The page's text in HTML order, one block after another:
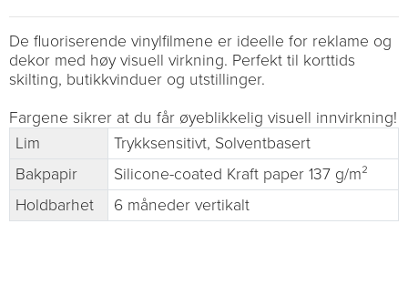
De fluoriserende vinylfilmene er ideelle for reklame og
dekor med høy visuell virkning. Perfekt til korttids
skilting, butikkvinduer og utstillinger.
Fargene sikrer at du får øyeblikkelig visuell innvirkning!
Lim
Trykksensitivt, Solventbasert
Bakpapir
Silicone-coated Kraft paper 137 g/m²
Holdbarhet
6 måneder vertikalt